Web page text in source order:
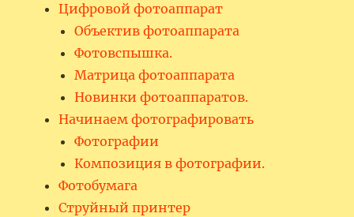
Цифровой фотоаппарат
Объектив фотоаппарата
Фотовспышка.
Матрица фотоаппарата
Новинки фотоаппаратов.
Начинаем фотографировать
Фотографии
Композиция в фотографии.
Фотобумага
Струйный принтер